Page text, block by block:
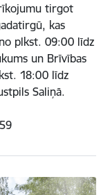
tirgot
kas
plkst. 09:00 līdz
un Brīvības
18:00 līdz
Saliņā.